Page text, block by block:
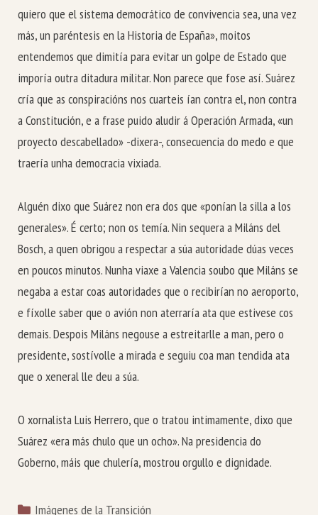
quiero que el sistema democrático de convivencia sea, una vez
más, un paréntesis en la Historia de España», moitos
entendemos que dimitía para evitar un golpe de Estado que
imporía outra ditadura militar. Non parece que fose así. Suárez
cría que as conspiracións nos cuarteis ían contra el, non contra
a Constitución, e a frase puido aludir á Operación Armada, «un
proyecto descabellado» -dixera-, consecuencia do medo e que
traería unha democracia vixiada.
Alguén dixo que Suárez non era dos que «ponían la silla a los
generales». É certo; non os temía. Nin sequera a Miláns del
Bosch, a quen obrigou a respectar a súa autoridade dúas veces
en poucos minutos. Nunha viaxe a Valencia soubo que Miláns se
negaba a estar coas autoridades que o recibirían no aeroporto,
e fíxolle saber que o avión non aterraría ata que estivese cos
demais. Despois Miláns negouse a estreitarlle a man, pero o
presidente, sostívolle a mirada e seguiu coa man tendida ata
que o xeneral lle deu a súa.
O xornalista Luis Herrero, que o tratou intimamente, dixo que
Suárez «era más chulo que un ocho». Na presidencia do
Goberno, máis que chulería, mostrou orgullo e dignidade.
Categorías
Imágenes de la Transición